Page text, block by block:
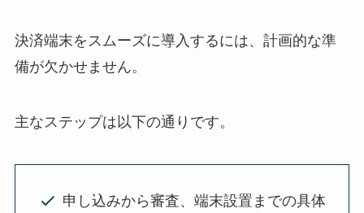
決済端末をスムーズに導入するには、計画的な準
備が欠かせません。
主なステップは以下の通りです。
申し込みから審査、端末設置までの具体